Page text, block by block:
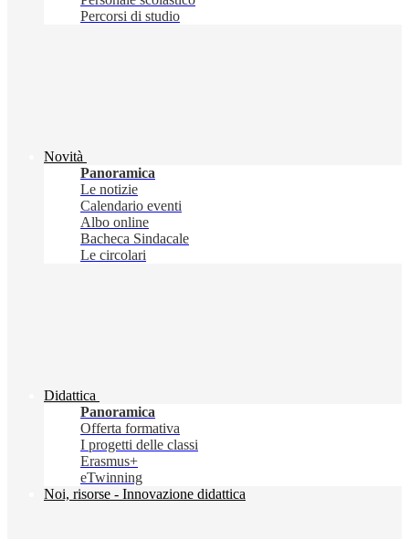
Percorsi di studio
Novità
Panoramica
Le notizie
Calendario eventi
Albo online
Bacheca Sindacale
Le circolari
Didattica
Panoramica
Offerta formativa
I progetti delle classi
Erasmus+
eTwinning
Noi, risorse - Innovazione didattica